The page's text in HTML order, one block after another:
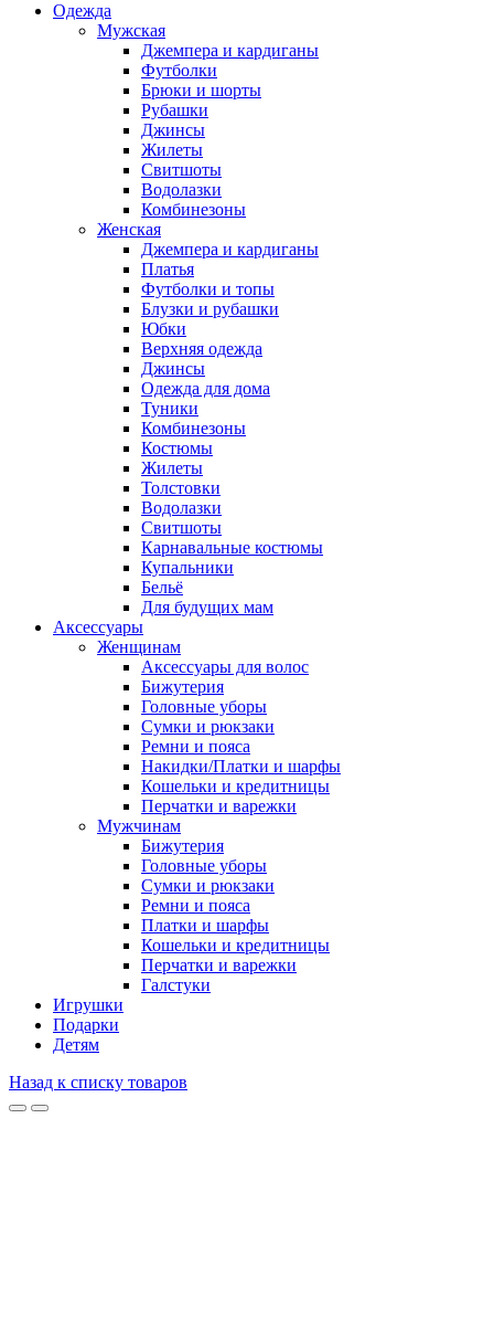
Одежда
Мужская
Джемпера и кардиганы
Футболки
Брюки и шорты
Рубашки
Джинсы
Жилеты
Свитшоты
Водолазки
Комбинезоны
Женская
Джемпера и кардиганы
Платья
Футболки и топы
Блузки и рубашки
Юбки
Верхняя одежда
Джинсы
Одежда для дома
Туники
Комбинезоны
Костюмы
Жилеты
Толстовки
Водолазки
Свитшоты
Карнавальные костюмы
Купальники
Бельё
Для будущих мам
Аксессуары
Женщинам
Аксессуары для волос
Бижутерия
Головные уборы
Сумки и рюкзаки
Ремни и пояса
Накидки/Платки и шарфы
Кошельки и кредитницы
Перчатки и варежки
Мужчинам
Бижутерия
Головные уборы
Сумки и рюкзаки
Ремни и пояса
Платки и шарфы
Кошельки и кредитницы
Перчатки и варежки
Галстуки
Игрушки
Подарки
Детям
Назад к списку товаров